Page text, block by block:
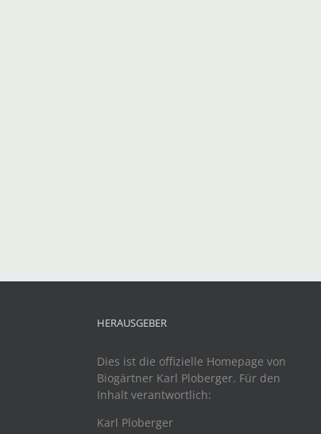
HERAUSGEBER
Dies ist die offizielle Homepage von
Biogärtner Karl Ploberger. Für den
Inhalt verantwortlich:
Karl Ploberger